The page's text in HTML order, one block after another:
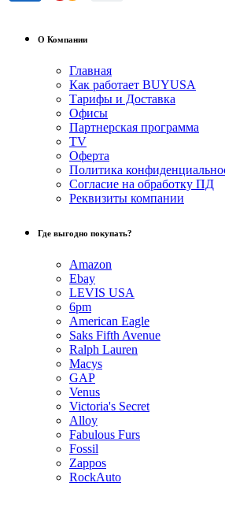
О Компании
Главная
Как работает BUYUSA
Тарифы и Доставка
Офисы
Партнерская программа
TV
Оферта
Политика
Согласие на обработку ПД
Реквизиты компании
Где выгодно покупать?
Amazon
Ebay
LEVIS USA
6pm
American Eagle
Saks Fifth Avenue
Ralph Lauren
Macys
GAP
Venus
Victoria's Secret
Alloy
Fabulous Furs
Fossil
Zappos
RockAuto